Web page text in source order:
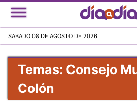
Pasar
al
SABADO 08 DE AGOSTO DE 2026
Temas: Consejo
Colón